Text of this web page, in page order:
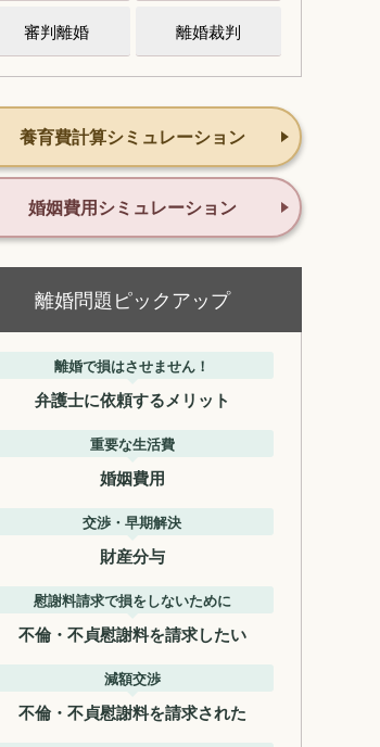
審判離婚 離婚裁判
養育費計算シミュレーション
婚姻費用シミュレーション
離婚問題ピックアップ
離婚で損はさせません！
弁護士に依頼するメリット
重要な生活費
婚姻費用
交渉・早期解決
財産分与
慰謝料請求で損をしないために
不倫・不貞慰謝料を請求したい
減額交渉
不倫・不貞慰謝料を請求された